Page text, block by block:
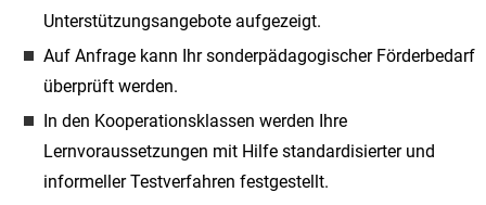
Unterstützungsangebote aufgezeigt.
Auf Anfrage kann Ihr sonderpädagogischer Förderbedarf
überprüft werden.
In den Kooperationsklassen werden Ihre
Lernvoraussetzungen mit Hilfe standardisierter und
informeller Testverfahren festgestellt.